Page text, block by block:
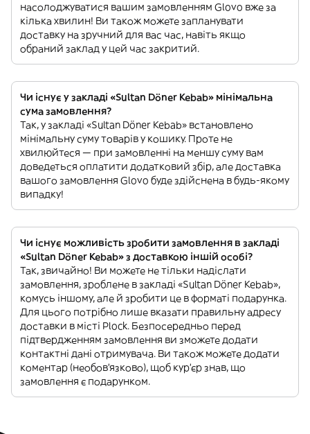
насолоджуватися вашим замовленням Glovo вже за
кілька хвилин! Ви також можете запланувати
доставку на зручний для вас час, навіть якщо
обраний заклад у цей час закритий.
Чи існує у закладі «Sultan Döner Kebab» мінімальна
сума замовлення?
Так, у закладі «Sultan Döner Kebab» встановлено
мінімальну суму товарів у кошику. Проте не
хвилюйтеся — при замовленні на меншу суму вам
доведеться оплатити додатковий збір, але доставка
вашого замовлення Glovo буде здійснена в будь-якому
випадку!
Чи існує можливість зробити замовлення в закладі
«Sultan Döner Kebab» з доставкою іншій особі?
Так, звичайно! Ви можете не тільки надіслати
замовлення, зроблене в закладі «Sultan Döner Kebab»,
комусь іншому, але й зробити це в форматі подарунка.
Для цього потрібно лише вказати правильну адресу
доставки в місті Plock. Безпосередньо перед
підтвердженням замовлення ви зможете додати
контактні дані отримувача. Ви також можете додати
коментар (необов'язково), щоб кур'єр знав, що
замовлення є подарунком.